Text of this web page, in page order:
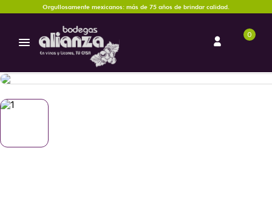
Orgullosamente mexicanos: más de 75 años de brindar calidad.
0